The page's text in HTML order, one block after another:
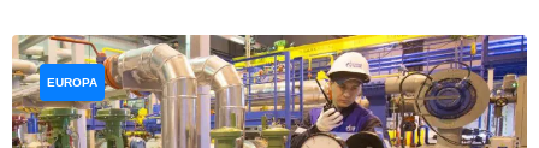
EUROPA